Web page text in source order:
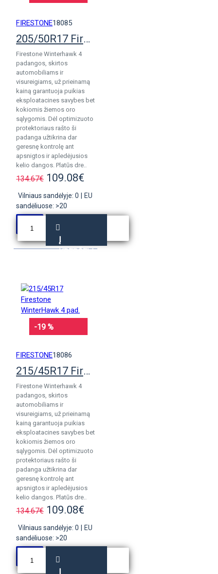
FIRESTONE18085
205/50R17 Firestone WinterHawk 4 padanga
Firestone Winterhawk 4
padangos, skirtos
automobiliams ir
visureigiams, už prieinamą
kainą garantuoja puikias
eksploatacines savybes bet
kokiomis žiemos oro
sąlygomis. Dėl optimizuoto
protektoriaus rašto ši
padanga užtikrina dar
geresnę kontrolę ant
apsnigtos ir apledėjusios
kelio dangos. Platūs dre..
134.67€ 109.08€
Vilniaus sandėlyje: 0
EU
sandėliuose: >20
Į
KREPŠELĮ
-19 %
FIRESTONE18086
215/45R17 Firestone WinterHawk 4 pad.
Firestone Winterhawk 4
padangos, skirtos
automobiliams ir
visureigiams, už prieinamą
kainą garantuoja puikias
eksploatacines savybes bet
kokiomis žiemos oro
sąlygomis. Dėl optimizuoto
protektoriaus rašto ši
padanga užtikrina dar
geresnę kontrolę ant
apsnigtos ir apledėjusios
kelio dangos. Platūs dre..
134.67€ 109.08€
Vilniaus sandėlyje: 0
EU
sandėliuose: >20
Į